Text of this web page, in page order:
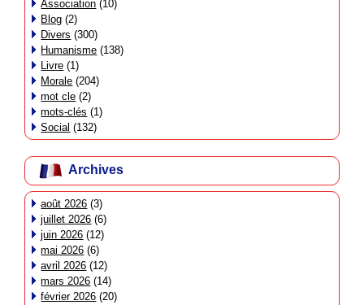
Association (10)
Blog (2)
Divers (300)
Humanisme (138)
Livre (1)
Morale (204)
mot cle (2)
mots-clés (1)
Social (132)
Archives
août 2026 (3)
juillet 2026 (6)
juin 2026 (12)
mai 2026 (6)
avril 2026 (12)
mars 2026 (14)
février 2026 (20)